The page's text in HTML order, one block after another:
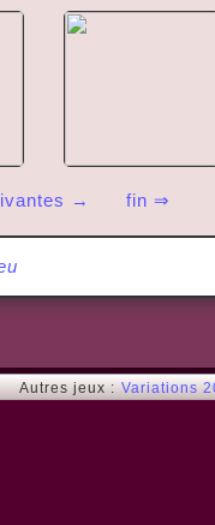
→ fin ⇒
Autres jeux : Variations